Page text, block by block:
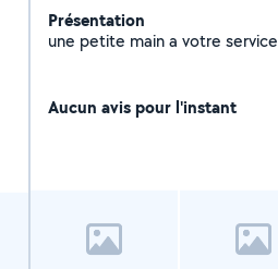
Présentation
une petite main a votre service
Aucun avis pour l'instant